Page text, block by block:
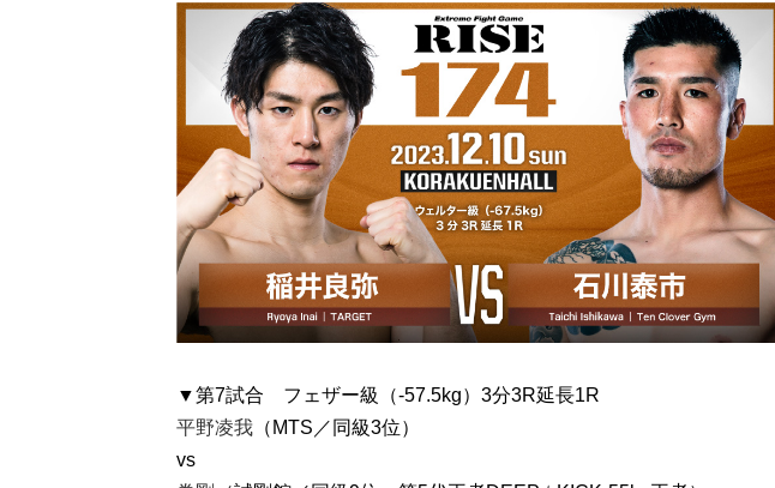
▼第7試合 フェザー級（-57.5kg）3分3R延長1R
平野凌我 （MTS／同級3位）
vs